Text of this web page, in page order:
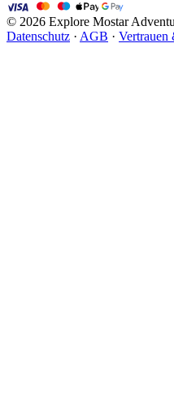
© 2026 Explore Mostar
Datenschutz · AGB · Vertrauen